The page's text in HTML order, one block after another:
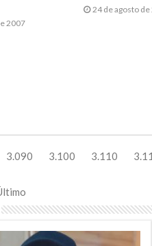
2007
24 de agosto
3.090 3.100 3.110